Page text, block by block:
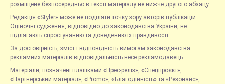
розміщене безпосередньо в тексті матеріалу не нижче другого абзацу.
Редакція «Styler» може не поділяти точку зору авторів публікацій.
Оціночні судження, відповідно до законодавства України, не
підлягають спростуванню та доведенню їх правдивості.
За достовірність, зміст і відповідність вимогам законодавства
рекламних матеріалів відповідальність несе рекламодавець.
Матеріали, позначені плашками «Прес-реліз», «Спецпроєкт»,
«Партнерський матеріал», «Promo», «Благодійність» та «Резонанс»,